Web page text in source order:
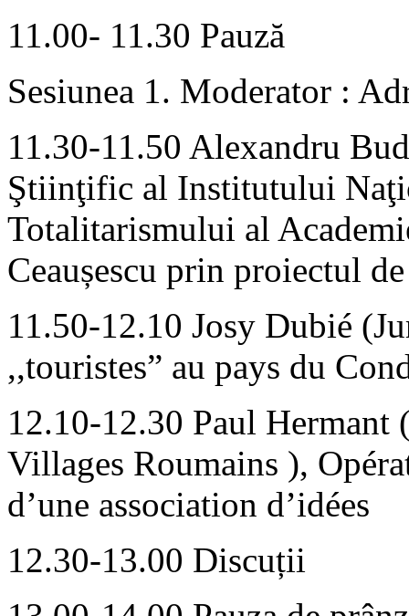
11.00- 11.30 Pauză
Sesiunea 1. Moderator :
11.30-11.50 Alexandru
Ştiinţific al Institutului
Totalitarismului al
Ceaușescu prin proiectul
11.50-12.10 Josy Dubié
,,touristes” au pays du
12.10-12.30 Paul
Villages Roumains ),
d’une association d’idées
12.30-13.00 Discuții